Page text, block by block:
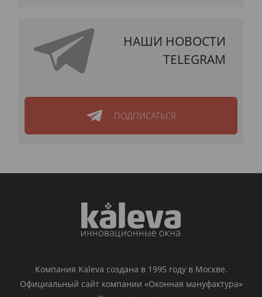
НАШИ НОВОСТИ
TELEGRAM
ПОДПИСАТЬСЯ
Компания Kaleva создана в 1995 году в Москве.
Официальный сайт компании «Оконная мануфактура»